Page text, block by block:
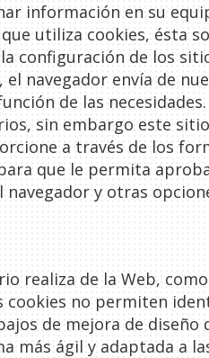
información en su
utiliza cookies, ésta
configuración de los
navegador envía de
de las
sin embargo este
a través de los
que le permita
y otras
realiza de la Web,
cookies no permiten
de mejora de diseño
más ágil y adaptada a